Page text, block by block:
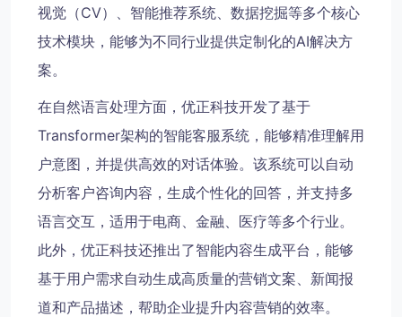
视觉（CV）、智能推荐系统、数据挖掘等多个核心
技术模块，能够为不同行业提供定制化的AI解决方
案。
在自然语言处理方面，优正科技开发了基于
Transformer架构的智能客服系统，能够精准理解用
户意图，并提供高效的对话体验。该系统可以自动
分析客户咨询内容，生成个性化的回答，并支持多
语言交互，适用于电商、金融、医疗等多个行业。
此外，优正科技还推出了智能内容生成平台，能够
基于用户需求自动生成高质量的营销文案、新闻报
道和产品描述，帮助企业提升内容营销的效率。